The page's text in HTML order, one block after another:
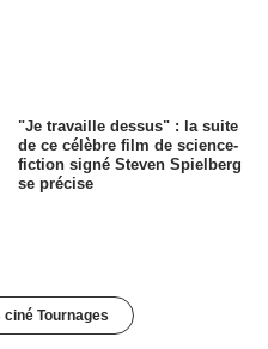
"Je travaille dessus" : la suite
de ce célèbre film de science-
fiction signé Steven Spielberg
se précise
Tournages